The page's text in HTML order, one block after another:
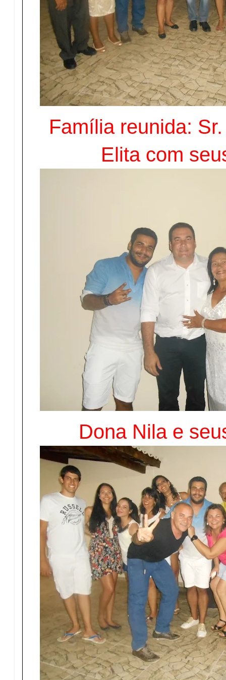
Família reunida:
Elita com
Dona Nila e